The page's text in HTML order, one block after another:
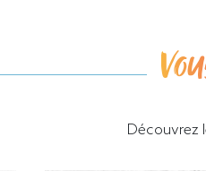
Découvrez